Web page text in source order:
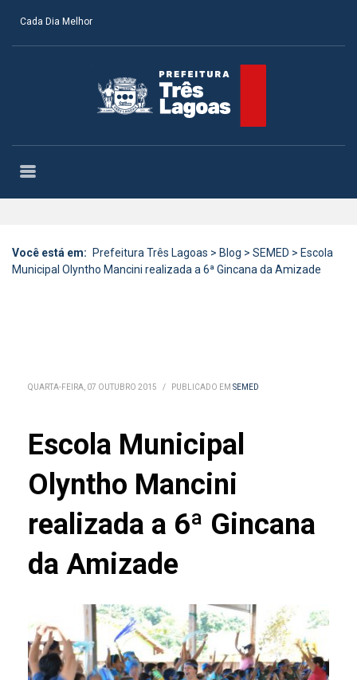
Cada Dia Melhor
Você está em: Prefeitura Três Lagoas > Blog > SEMED > Escola
Municipal Olyntho Mancini realizada a 6ª Gincana da Amizade
QUARTA-FEIRA, 07 OUTUBRO 2015 / PUBLICADO EM SEMED
Escola Municipal
Olyntho Mancini
realizada a 6ª Gincana
da Amizade